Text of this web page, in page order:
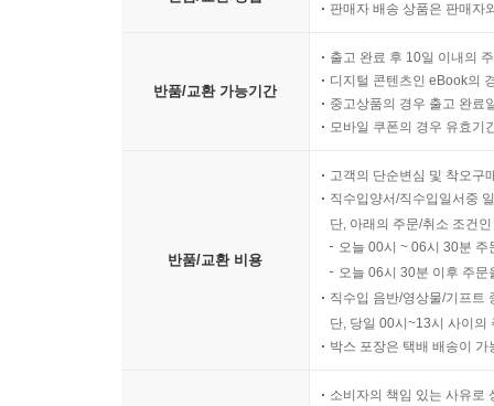
판매자 배송 상품은 판매자
반품/교환 가능기간
출고 완료 후 10일 이내의
디지털 콘텐츠인 eBook의
중고상품의 경우 출고 완료
모바일 쿠폰의 경우 유효기
반품/교환 비용
고객의 단순변심 및 착오구
직수입양서/직수입일서중
단, 아래의 주문/취소 조건
오늘 00시 ~ 06시 30분
오늘 06시 30분 이후 주
직수입 음반/영상물/기프트
단, 당일 00시~13시 사이의
박스 포장은 택배 배송이
소비자의 책임 있는 사유로